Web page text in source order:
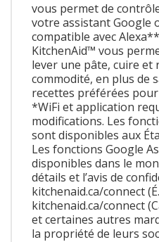
vous permet de
votre assistant Google
compatible avec
KitchenAid™ vous
lever une pâte, cuire
commodité, en plus de
recettes préférées
*WiFi et application
modifications. Les
sont disponibles aux
Les fonctions Google
disponibles dans le
détails et l’avis de
kitchenaid.ca/connect
kitchenaid.ca/connect
et certaines autres
la propriété de leurs